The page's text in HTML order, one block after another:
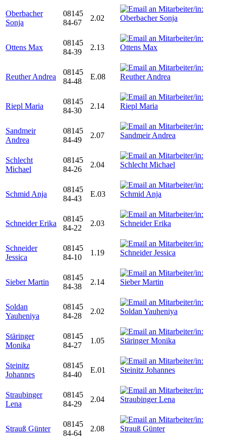
Oberbacher
Sonja
08145
84-67
2.02
Ottens Max
08145
84-39
2.13
Reuther Andrea
08145
84-48
E.08
Riepl Maria
08145
84-30
2.14
Sandmeir
Andrea
08145
84-49
2.07
Schlecht
Michael
08145
84-26
2.04
Schmid Anja
08145
84-43
E.03
Schneider Erika
08145
84-22
2.03
Schneider
Jessica
08145
84-10
1.19
Sieber Martin
08145
84-38
2.14
Soldan
Yauheniya
08145
84-28
2.02
Stäringer
Monika
08145
84-27
1.05
Steinitz
Johannes
08145
84-40
E.01
Straubinger
Lena
08145
84-29
2.04
Strauß Günter
08145
84-64
2.08